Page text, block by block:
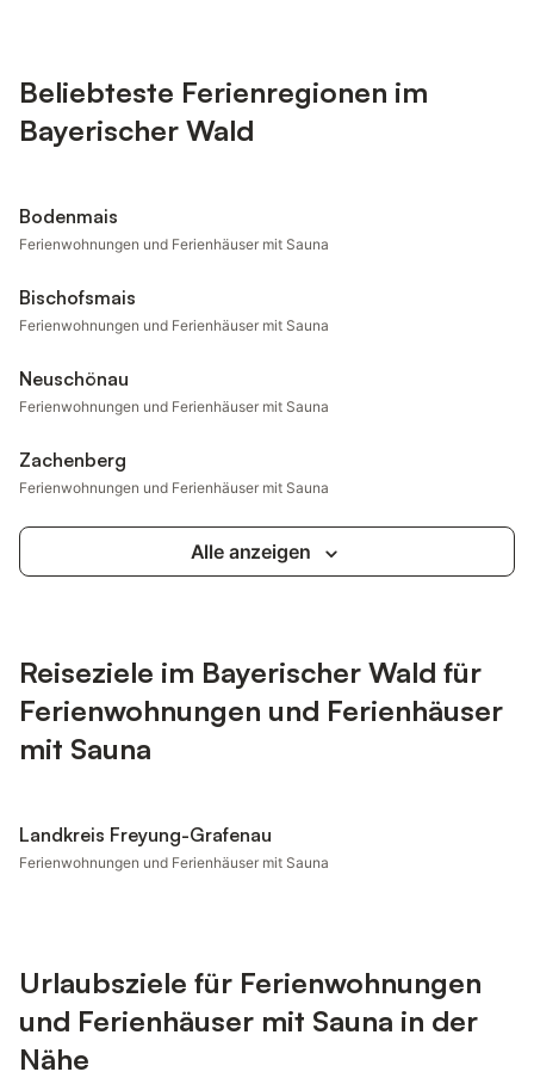
Beliebteste Ferienregionen im
Bayerischer Wald
Bodenmais
Ferienwohnungen und Ferienhäuser mit Sauna
Bischofsmais
Ferienwohnungen und Ferienhäuser mit Sauna
Neuschönau
Ferienwohnungen und Ferienhäuser mit Sauna
Zachenberg
Ferienwohnungen und Ferienhäuser mit Sauna
Alle anzeigen
Reiseziele im Bayerischer Wald für
Ferienwohnungen und Ferienhäuser
mit Sauna
Landkreis Freyung-Grafenau
Ferienwohnungen und Ferienhäuser mit Sauna
Urlaubsziele für Ferienwohnungen
und Ferienhäuser mit Sauna in der
Nähe